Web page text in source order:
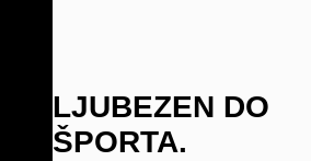
LJUBEZEN DO
ŠPORTA.